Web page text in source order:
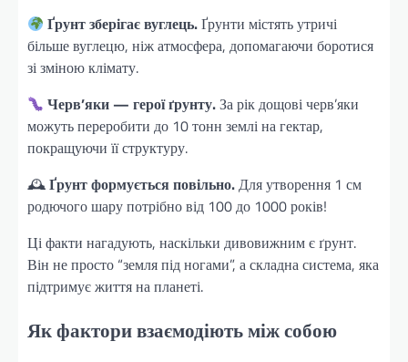
Ґрунт зберігає вуглець.Ґрунти містять утричі
більше вуглецю, ніж атмосфера, допомагаючи боротися
зі зміною клімату.
Черв’яки — герої ґрунту.За рік дощові черв’яки
можуть переробити до 10 тонн землі на гектар,
покращуючи її структуру.
🕰Ґрунт формується повільно.Для утворення 1 см
родючого шару потрібно від 100 до 1000 років!
Ці факти нагадують, наскільки дивовижним є ґрунт.
Він не просто “земля під ногами”, а складна система, яка
підтримує життя на планеті.
Як фактори взаємодіють між собою